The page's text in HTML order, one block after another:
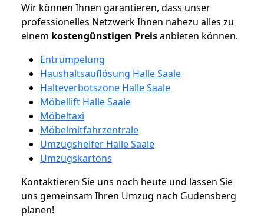
Wir können Ihnen garantieren, dass unser
professionelles Netzwerk Ihnen nahezu alles zu
einem kostengünstigen Preisanbieten können.
Entrümpelung
Haushaltsauflösung Halle Saale
Halteverbotszone Halle Saale
Möbellift Halle Saale
Möbeltaxi
Möbelmitfahrzentrale
Umzugshelfer Halle Saale
Umzugskartons
Kontaktieren Sie uns noch heute und lassen Sie
uns gemeinsam Ihren Umzug nach Gudensberg
planen!